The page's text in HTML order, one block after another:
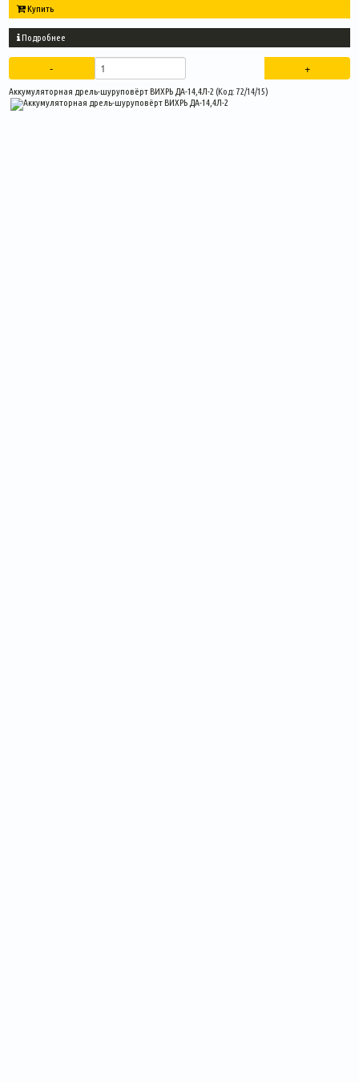
Купить
Подробнее
Аккумуляторная дрель-шуруповёрт ВИХРЬ ДА-14,4Л-2 (Код:72/14/15)